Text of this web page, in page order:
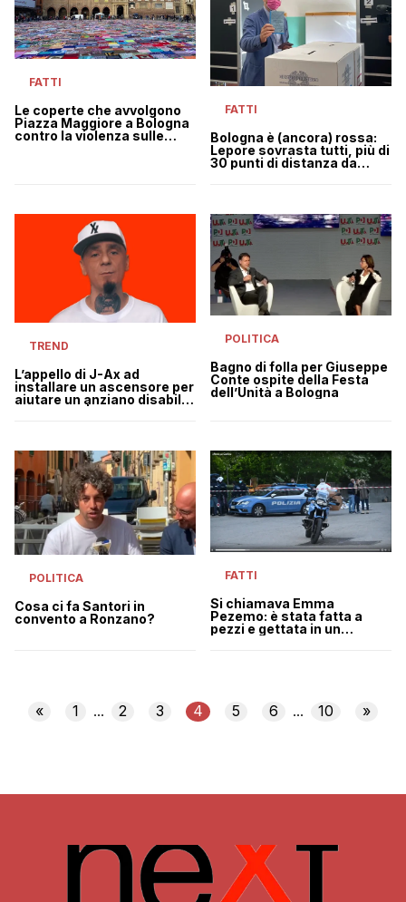
FATTI
Le coperte che avvolgono
Piazza Maggiore a Bologna
contro la violenza sulle
FATTI
Bologna è (ancora) rossa:
Lepore sovrasta tutti, più di
30 punti di distanza da
TREND
L’appello di J-Ax ad
installare un ascensore per
aiutare un anziano disabile
POLITICA
Bagno di folla per Giuseppe
Conte ospite della Festa
dell’Unità a Bologna
POLITICA
Cosa ci fa Santori in
convento a Ronzano?
FATTI
Si chiamava Emma
Pezemo: è stata fatta a
pezzi e gettata in un
« 1 ... 2 3 4 5 6 ... 10 »